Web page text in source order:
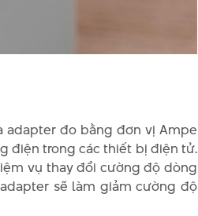
đo bằng đơn vị Ampe
điện trong các thiết bị điện tử.
vụ thay đổi cường độ dòng
sẽ làm giảm cường độ